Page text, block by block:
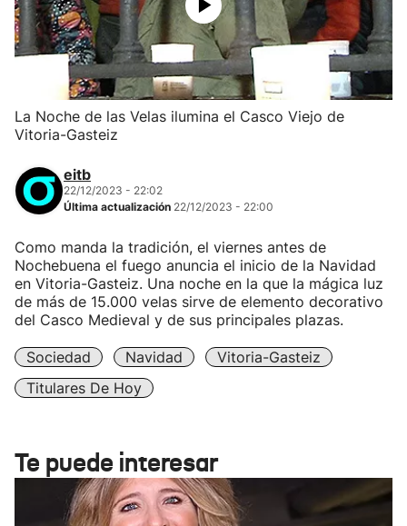
La Noche de las Velas ilumina el Casco Viejo de
Vitoria-Gasteiz
eitb
22/12/2023 - 22:02
Última actualización 22/12/2023 - 22:00
Como manda la tradición, el viernes antes de
Nochebuena el fuego anuncia el inicio de la Navidad
en Vitoria-Gasteiz. Una noche en la que la mágica luz
de más de 15.000 velas sirve de elemento decorativo
del Casco Medieval y de sus principales plazas.
Sociedad Navidad
Vitoria-Gasteiz
Titulares De Hoy
Te puede interesar